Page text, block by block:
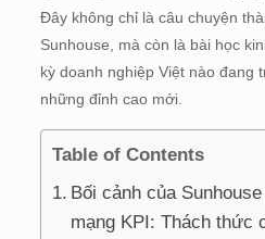
Đây không chỉ là câu chuyện
Sunhouse, mà còn là bài học
kỳ doanh nghiệp Việt nào đang
những đỉnh cao mới.
Table of Contents
Bối cảnh của
mạng KPI: Thách thức